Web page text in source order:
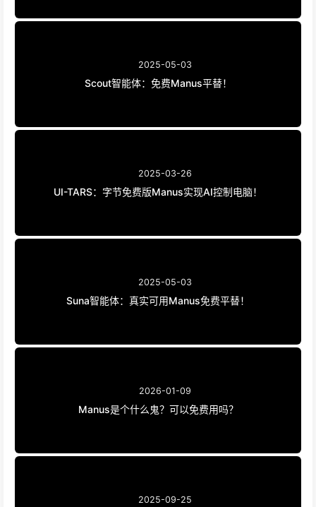
2025-05-03
Scout智能体：免费Manus平替！
2025-03-26
UI-TARS：字节免费版Manus实现AI控制电脑！
2025-05-03
Suna智能体：真实可用Manus免费平替！
2026-01-09
Manus是个什么鬼？可以免费用吗？
2025-09-25